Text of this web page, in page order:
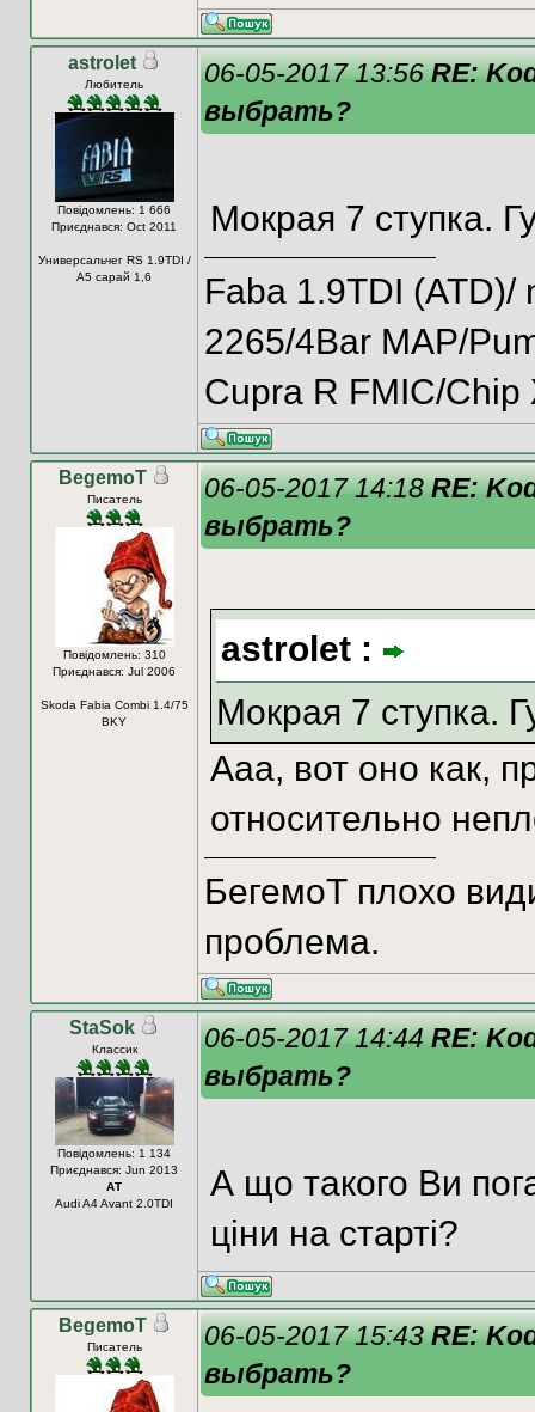
astrolet
Любитель
Повідомлень: 1 666
Приєднався: Oct 2011
Универсальчег RS 1.9TDI /
A5 сарай 1,6
06-05-2017 13:56RE:
выбрать?
Мокрая 7 ступка.
Faba 1.9TDI (ATD)/
2265/4Bar MAP/
Cupra R FMIC/
BegemoT
Писатель
Повідомлень: 310
Приєднався: Jul 2006
Skoda Fabia Combi 1.4/75
BKY
06-05-2017 14:18RE:
выбрать?
astrolet :
Мокрая 7 ступка.
Ааа, вот оно как,
относительно
БегемоТ плохо
проблема.
StaSok
Классик
Повідомлень: 1 134
Приєднався: Jun 2013
АТ
Audi A4 Avant 2.0TDI
06-05-2017 14:44RE:
выбрать?
А що такого Ви
ціни на старті?
BegemoT
Писатель 06-05-2017 15:43RE:
выбрать?